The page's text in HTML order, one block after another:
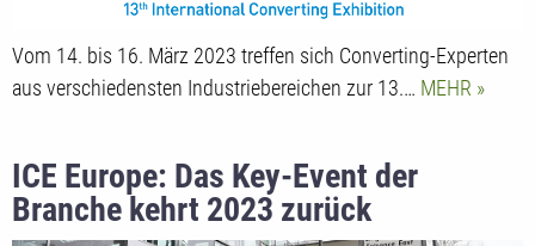
Vom 14. bis 16. März 2023 treffen sich Converting-Experten
aus verschiedensten Industriebereichen zur 13.… MEHR
ICE Europe: Das Key-Event der
Branche kehrt 2023 zurück